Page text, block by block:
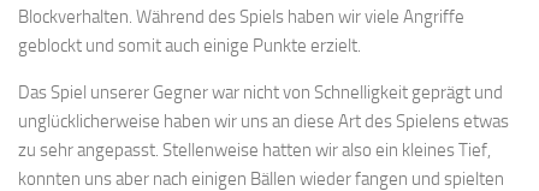
Blockverhalten. Während des Spiels haben wir viele Angriffe
geblockt und somit auch einige Punkte erzielt.
Das Spiel unserer Gegner war nicht von Schnelligkeit geprägt und
unglücklicherweise haben wir uns an diese Art des Spielens etwas
zu sehr angepasst. Stellenweise hatten wir also ein kleines Tief,
konnten uns aber nach einigen Bällen wieder fangen und spielten